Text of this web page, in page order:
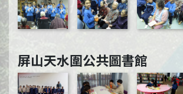
屏山天水圍公共圖書館